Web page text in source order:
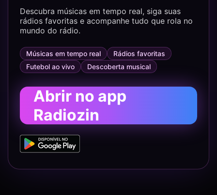
Descubra músicas em tempo real, siga suas
rádios favoritas e acompanhe tudo que rola no
mundo do rádio.
Músicas em tempo real
Rádios favoritas
Futebol ao vivo
Descoberta musical
Abrir no app
Radiozin